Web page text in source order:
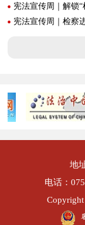
宪法宣传周｜解锁
宪法宣传周｜检察
地
电话：